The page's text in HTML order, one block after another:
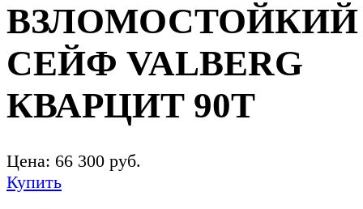
ВЗЛОМОСТОЙКИЙ
СЕЙФ VALBERG
КВАРЦИТ 90Т
Цена: 66 300 руб.
Купить